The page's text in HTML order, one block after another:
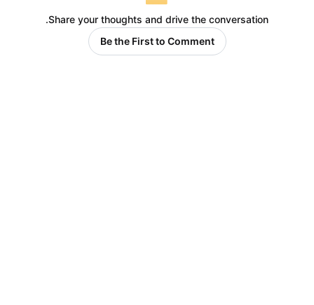
Share your thoughts and drive the conversation.
Be the First to Comment